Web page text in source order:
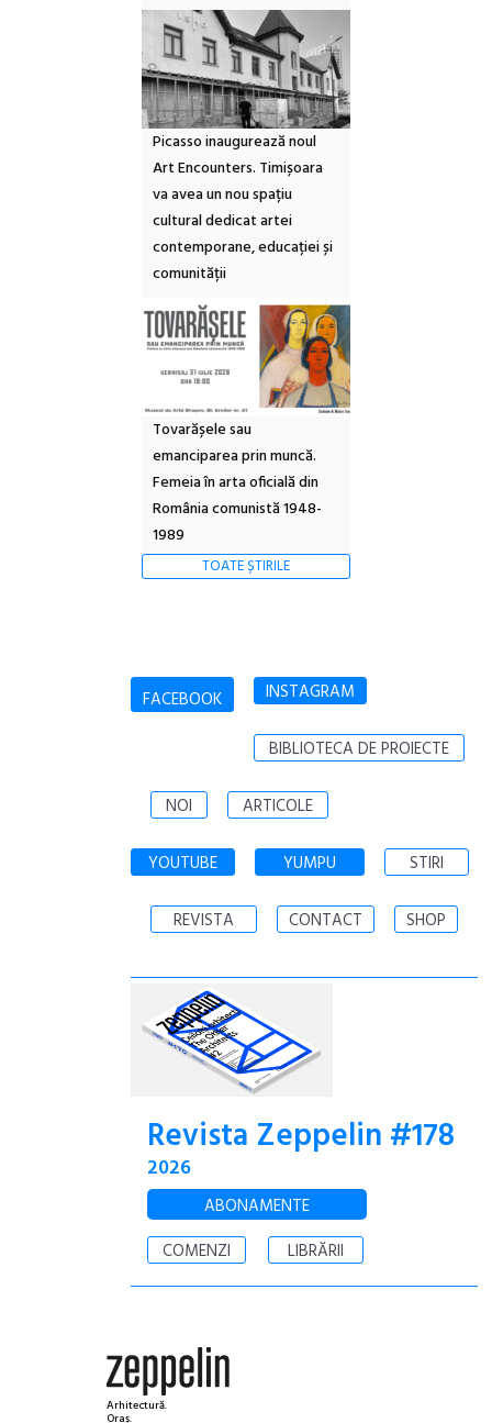
Picasso inaugurează noul
Art Encounters. Timișoara
va avea un nou spațiu
cultural dedicat artei
contemporane, educației și
comunității
Tovarășele sau
emanciparea prin muncă.
Femeia în arta oficială din
România comunistă 1948-
1989
TOATE ȘTIRILE
FACEBOOK INSTAGRAM
BIBLIOTECA DE PROIECTE
NOI ARTICOLE
YOUTUBE YUMPU STIRI
REVISTA CONTACT SHOP
Revista Zeppelin #178
2026
ABONAMENTE
COMENZI
LIBRĂRII
Arhitectură.
Oraș.